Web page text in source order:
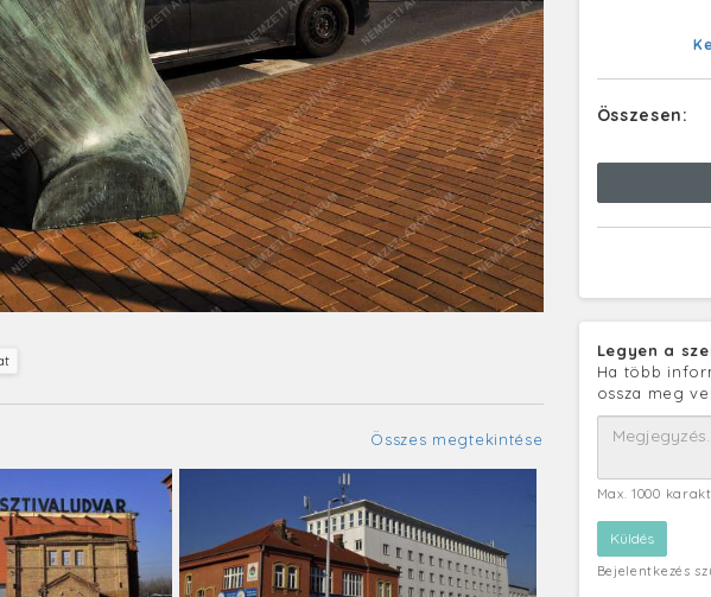
Összes megtekintése
Összesen:
Legyen a
Ha több
ossza meg
Max. 1000
Bejelentkezés